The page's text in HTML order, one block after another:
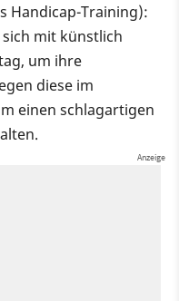
Handicap-Training):
mit künstlich
um ihre
diese im
einen schlagartigen